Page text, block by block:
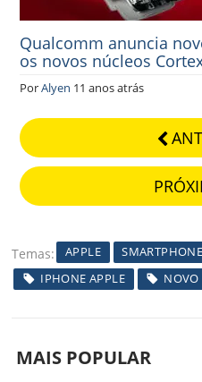
Qualcomm anuncia
os novos núcleos
PorAlyen 11 anos atrás
Temas APPLE SMARTPHONE
IPHONE APPLE
MAIS POPULAR